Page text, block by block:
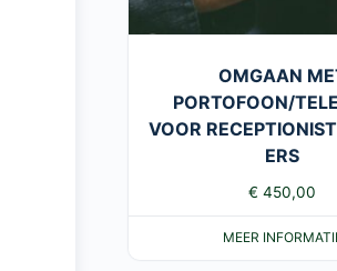
OMGAAN
PORTOFOON/
VOOR
ERS
€ 450,00
MEER